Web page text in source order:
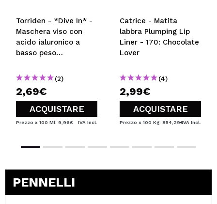
Torriden - *Dive In* -
Maschera viso con
acido ialuronico a
basso peso
(2)
2,69€
ACQUISTARE
Prezzo x 100 Ml: 9,96€ IVA Incl.
Catrice - Matita
labbra Plumping Lip
Liner - 170: Chocolate
Lover
(4)
2,99€
ACQUISTARE
Prezzo x 100 Kg: 854,29€IVA Incl.
PENNELLI